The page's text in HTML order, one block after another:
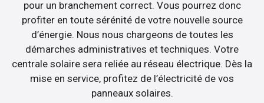
pour un branchement correct. Vous pourrez donc
profiter en toute sérénité de votre nouvelle source
d’énergie. Nous nous chargeons de toutes les
démarches administratives et techniques. Votre
centrale solaire sera reliée au réseau électrique. Dès la
mise en service, profitez de l’électricité de vos
panneaux solaires.